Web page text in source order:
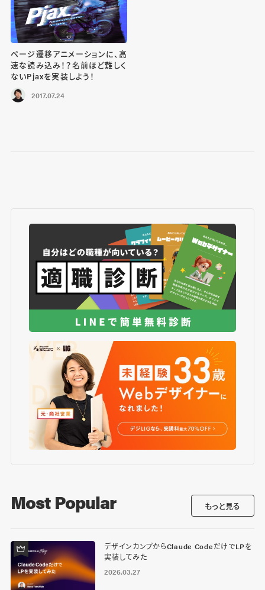
ページ遷移アニメーションに、高
速な読み込み！？名前ほど難しく
ないPjaxを実装しよう！
2017.07.24
Most Popular もっと見る
デザインカンプからClaude CodeだけでLPを
実装してみた
2026.03.27